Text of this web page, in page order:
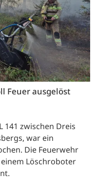
Feuer ausgelöst
141 zwischen Dreis
war ein
Die Feuerwehr
Löschroboter